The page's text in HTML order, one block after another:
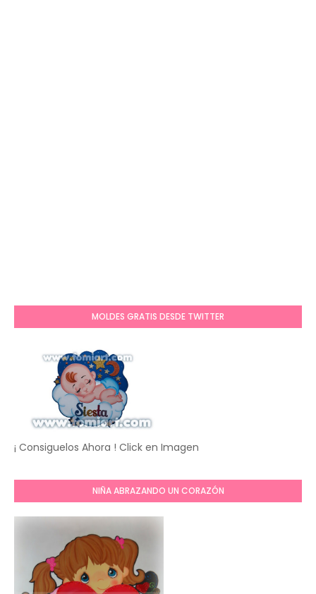
MOLDES GRATIS DESDE TWITTER
¡ Consiguelos Ahora ! Click en Imagen
NIÑA ABRAZANDO UN CORAZÓN